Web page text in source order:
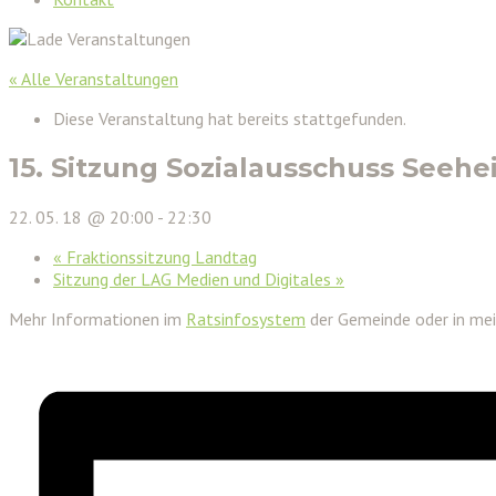
« Alle Veranstaltungen
Diese Veranstaltung hat bereits stattgefunden.
15. Sitzung Sozialausschuss
22. 05. 18 @ 20:00 - 22:30
« Fraktionssitzung Landtag
Sitzung der LAG Medien und Digitales »
Mehr Informationen im Ratsinfosystem der Gemeinde oder in